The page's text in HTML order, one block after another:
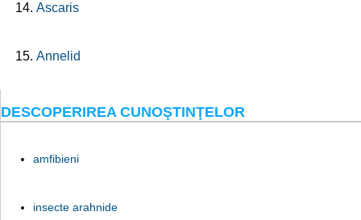
Ascaris
Annelid
DESCOPERIREA CUNOŞTINŢELOR
amfibieni
insecte arahnide